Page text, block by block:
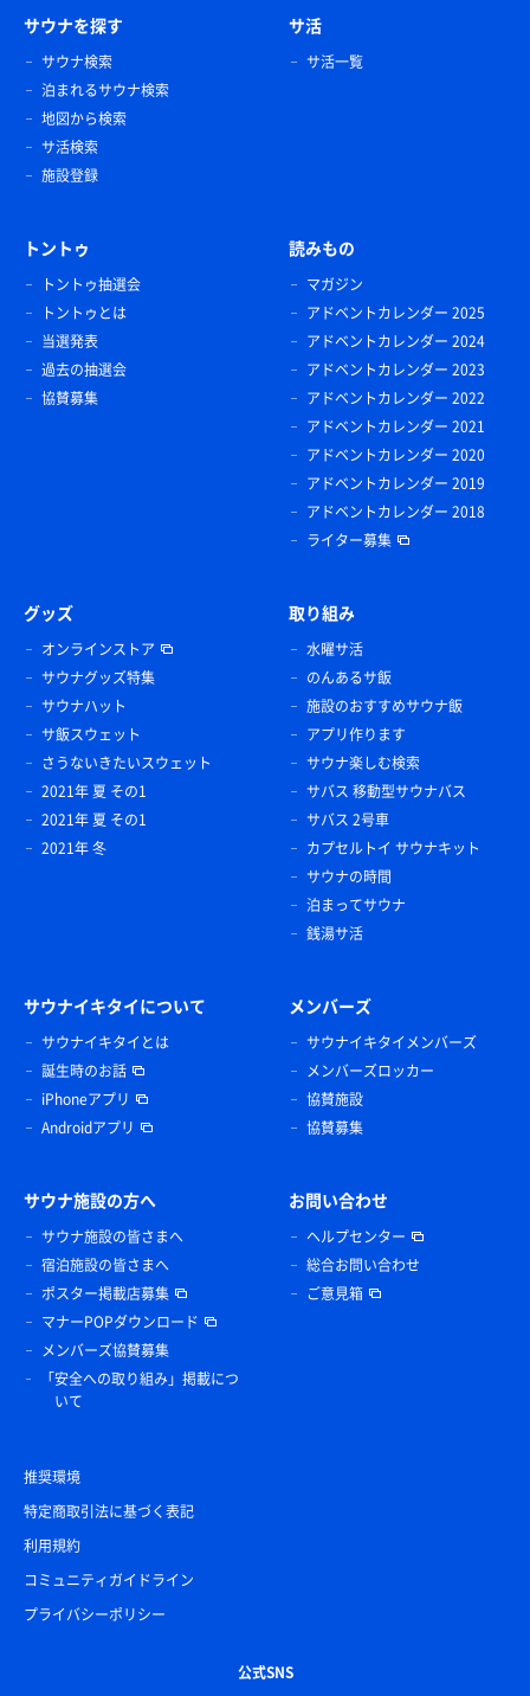
サウナを探す
サウナ検索
泊まれるサウナ検索
地図から検索
サ活検索
施設登録
サ活
サ活一覧
トントゥ
トントゥ抽選会
トントゥとは
当選発表
過去の抽選会
協賛募集
読みもの
マガジン
アドベントカレンダー 2025
アドベントカレンダー 2024
アドベントカレンダー 2023
アドベントカレンダー 2022
アドベントカレンダー 2021
アドベントカレンダー 2020
アドベントカレンダー 2019
アドベントカレンダー 2018
ライター募集
グッズ
オンラインストア
サウナグッズ特集
サウナハット
サ飯スウェット
さうないきたいスウェット
2021年 夏 その1
2021年 夏 その1
2021年 冬
取り組み
水曜サ活
のんあるサ飯
施設のおすすめサウナ飯
アプリ作ります
サウナ楽しむ検索
サバス 移動型サウナバス
サバス 2号車
カプセルトイ サウナキット
サウナの時間
泊まってサウナ
銭湯サ活
サウナイキタイについて
サウナイキタイとは
誕生時のお話
iPhoneアプリ
Androidアプリ
メンバーズ
サウナイキタイメンバーズ
メンバーズロッカー
協賛施設
協賛募集
サウナ施設の方へ
サウナ施設の皆さまへ
宿泊施設の皆さまへ
ポスター掲載店募集
マナーPOPダウンロード
メンバーズ協賛募集
「安全への取り組み」掲載につ
いて
お問い合わせ
ヘルプセンター
総合お問い合わせ
ご意見箱
推奨環境
特定商取引法に基づく表記
利用規約
コミュニティガイドライン
プライバシーポリシー
公式SNS